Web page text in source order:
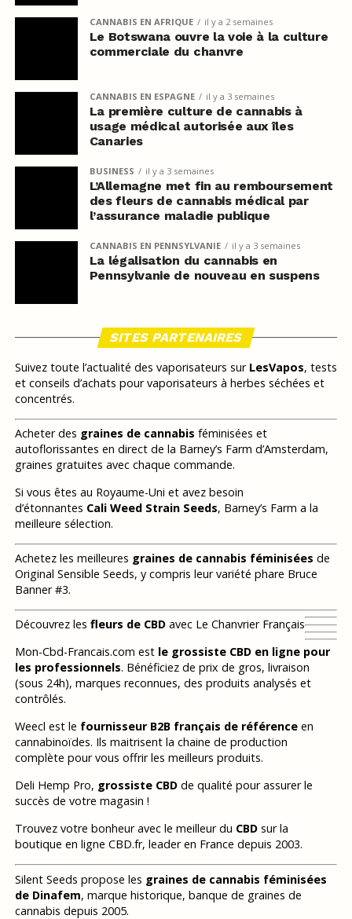
CANNABIS EN AFRIQUE il y a 2 semaines
Le Botswana ouvre la voie à la culture
commerciale du chanvre
CANNABIS EN ESPAGNE il y a 3 semaines
La première culture de cannabis à
usage médical autorisée aux îles
Canaries
BUSINESS il y a 3 semaines
L’Allemagne met fin au remboursement
des fleurs de cannabis médical par
l’assurance maladie publique
CANNABIS EN PENNSYLVANIE il y a 3 semaines
La légalisation du cannabis en
Pennsylvanie de nouveau en suspens
SITES PARTENAIRES
Suivez toute l’actualité des vaporisateurs sur LesVapos, tests
et conseils d’achats pour vaporisateurs à herbes séchées et
concentrés.
Acheter des graines de cannabis féminisées et
autoflorissantes en direct de la Barney’s Farm d’Amsterdam,
graines gratuites avec chaque commande.
Si vous êtes au Royaume-Uni et avez besoin
d’étonnantes Cali Weed Strain Seeds, Barney’s Farm a la
meilleure sélection.
Achetez les meilleures graines de cannabis féminisées de
Original Sensible Seeds, y compris leur variété phare Bruce
Banner #3.
Découvrez les fleurs de CBDavec Le Chanvrier Français
Mon-Cbd-Francais.com est le grossiste CBD en ligne pour
les professionnels. Bénéficiez de prix de gros, livraison
(sous 24h), marques reconnues, des produits analysés et
contrôlés.
Weecl est le fournisseur B2B français de référenceen
cannabinoïdes. Ils maitrisent la chaine de production
complète pour vous offrir les meilleurs produits.
Deli Hemp Pro, grossiste CBDde qualité pour assurer le
succès de votre magasin !
Trouvez votre bonheur avec le meilleur du CBDsur la
boutique en ligne CBD.fr, leader en France depuis 2003.
Silent Seeds propose les graines de cannabis féminisées
de Dinafem, marque historique, banque de graines de
cannabis depuis 2005.